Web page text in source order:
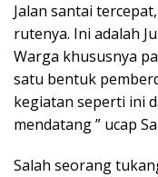
Jalan santai
rutenya. Ini adalah
Warga khususnya
satu bentuk
kegiatan seperti ini
mendatang ” ucap
Salah seorang